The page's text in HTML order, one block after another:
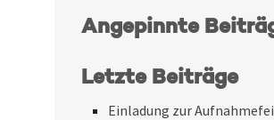
Angepinnte
Letzte Beiträge
Einladung zur